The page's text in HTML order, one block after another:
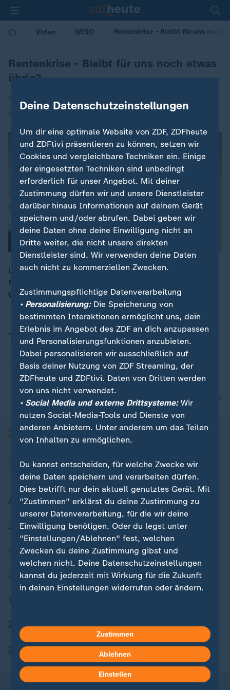
Video WISO Rentenkrise - Bleibt für uns noch
Rentenkrise - Bleibt für uns noch etwas
übrig?
von Tim Weber und Florian Neuhann
25.05.2026 | 15:51
Unser Rentensystem steckt in einer Zwickmühle.
Müssen wir jetzt doch alle bis 70 arbeiten? Das fragt
WISO - Wirtschaft erklärt mit Florian Neuhann.
Thema
Rente
nach oben
Aktuell bei ZDFheute
Zuletzt veröffentlicht
Aktuelle Sendungs-Videos
ZDFheute Stories
ZDFheute Update
ZDFheute Apps
Deine Datenschutzeinstellungen
Um dir eine optimale Website von ZDF, ZDFheute
und ZDFtivi präsentieren zu können, setzen wir
Cookies und vergleichbare Techniken ein. Einige
der eingesetzten Techniken sind unbedingt
erforderlich für unser Angebot. Mit deiner
Zustimmung dürfen wir und unsere Dienstleister
darüber hinaus Informationen auf deinem Gerät
speichern und/oder abrufen. Dabei geben wir
deine Daten ohne deine Einwilligung nicht an
Dritte weiter, die nicht unsere direkten
Dienstleister sind. Wir verwenden deine Daten
auch nicht zu kommerziellen Zwecken.
Zustimmungspflichtige Datenverarbeitung
• Personalisierung:Die Speicherung von
bestimmten Interaktionen ermöglicht uns, dein
Erlebnis im Angebot des ZDF an dich anzupassen
und Personalisierungsfunktionen anzubieten.
Dabei personalisieren wir ausschließlich auf
Basis deiner Nutzung von ZDF Streaming, der
ZDFheute und ZDFtivi. Daten von Dritten werden
von uns nicht verwendet.
• Social Media und externe Drittsysteme:Wir
nutzen Social-Media-Tools und Dienste von
anderen Anbietern. Unter anderem um das Teilen
von Inhalten zu ermöglichen.
Du kannst entscheiden, für welche Zwecke wir
deine Daten speichern und verarbeiten dürfen.
Dies betrifft nur dein aktuell genutztes Gerät. Mit
"Zustimmen" erklärst du deine Zustimmung zu
unserer Datenverarbeitung, für die wir deine
Einwilligung benötigen. Oder du legst unter
"Einstellungen/Ablehnen" fest, welchen
Zwecken du deine Zustimmung gibst und
welchen nicht. Deine Datenschutzeinstellungen
kannst du jederzeit mit Wirkung für die Zukunft
in deinen Einstellungen widerrufen oder ändern.
Weitere Informationen findest du in unserer
Datenschutzerklärung.Zustimmen
Ablehnen
Einstellen